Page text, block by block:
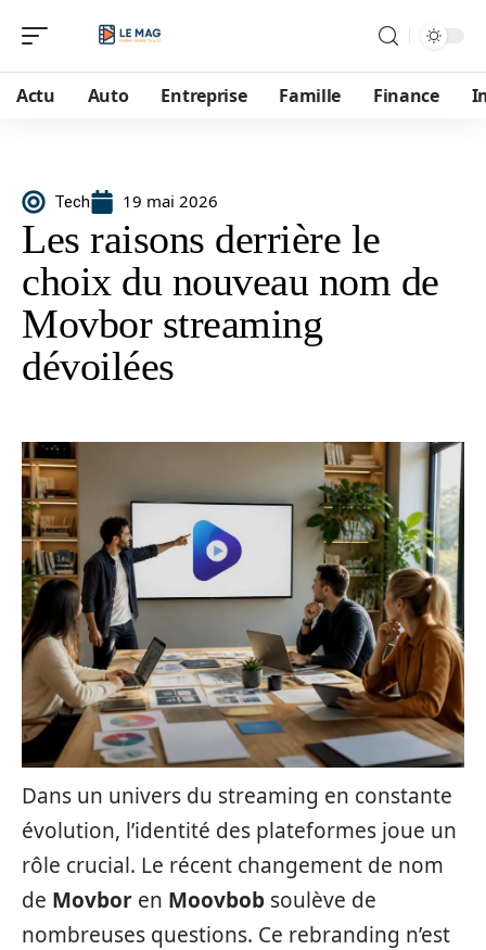
Actu Auto Entreprise Famille Finance
Tech 19 mai 2026
Les raisons derrière le
choix du nouveau nom de
Movbor streaming
dévoilées
Dans un univers du streaming en constante
évolution, l’identité des plateformes joue un
rôle crucial. Le récent changement de nom
de Movbor en Moovbob soulève de
nombreuses questions. Ce rebranding n’est